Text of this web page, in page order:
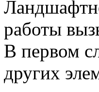
работы
В первом
других